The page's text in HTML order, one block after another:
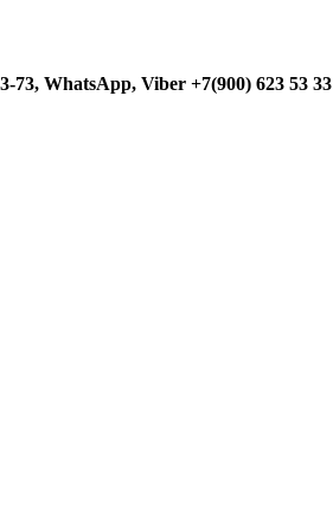
73, WhatsApp, Viber +7(900) 623 53 33